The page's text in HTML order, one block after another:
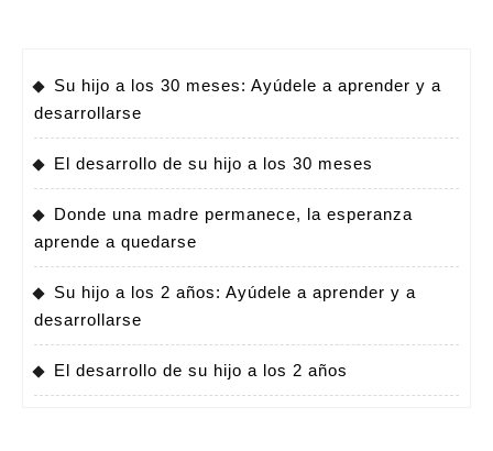
Su hijo a los 30 meses: Ayúdele a aprender y a
desarrollarse
El desarrollo de su hijo a los 30 meses
Donde una madre permanece, la esperanza
aprende a quedarse
Su hijo a los 2 años: Ayúdele a aprender y a
desarrollarse
El desarrollo de su hijo a los 2 años